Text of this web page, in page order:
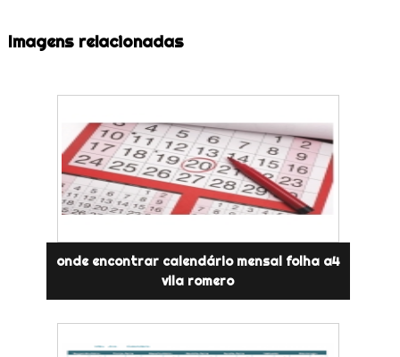
Imagens relacionadas
onde encontrar calendário mensal folha a4
vila romero